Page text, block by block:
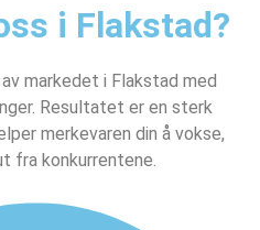
i Flakstad?
markedet i Flakstad med
Resultatet er en sterk
merkevaren din å vokse,
fra konkurrentene.